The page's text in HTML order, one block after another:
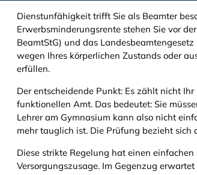
Dienstunfähigkeit trifft Sie als Beamter
Erwerbsminderungsrente stehen Sie vor
BeamtStG) und das
wegen Ihres körperlichen Zustands oder
erfüllen.
Der entscheidende Punkt: Es zählt nicht
funktionellen Amt. Das bedeutet: Sie
Lehrer am Gymnasium kann also nicht
mehr tauglich ist. Die Prüfung bezieht
Diese strikte Regelung hat einen
Versorgungszusage. Im Gegenzug